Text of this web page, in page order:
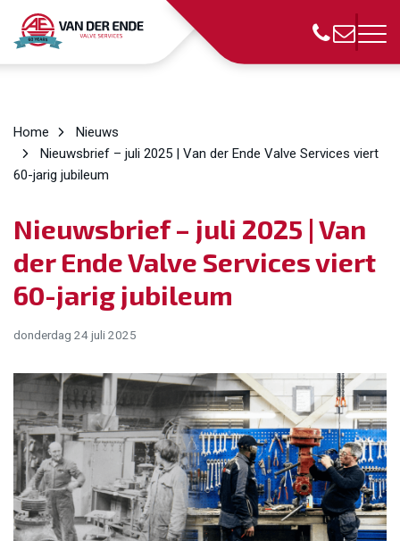
Home
Nieuws
Nieuwsbrief – juli 2025 | Van der Ende Valve Services viert
60-jarig jubileum
Nieuwsbrief – juli 2025 | Van
der Ende Valve Services viert
60-jarig jubileum
donderdag 24 juli 2025